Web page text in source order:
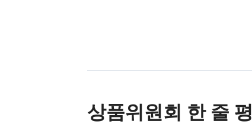
상품위원회 한 줄 평